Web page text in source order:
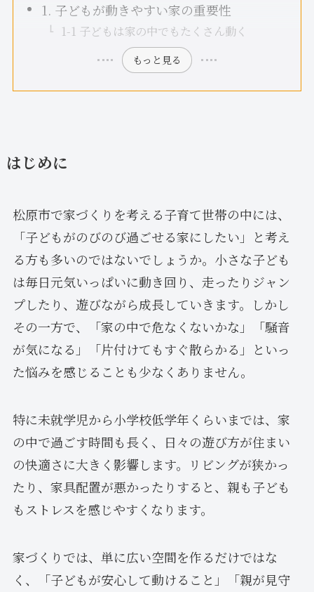
1. 子どもが動きやすい家の重要性
1-1 子どもは家の中でもたくさん動く
もっと見る
はじめに
松原市で家づくりを考える子育て世帯の中には、
「子どもがのびのび過ごせる家にしたい」と考え
る方も多いのではないでしょうか。小さな子ども
は毎日元気いっぱいに動き回り、走ったりジャン
プしたり、遊びながら成長していきます。しかし
その一方で、「家の中で危なくないかな」「騒音
が気になる」「片付けてもすぐ散らかる」といっ
た悩みを感じることも少なくありません。
特に未就学児から小学校低学年くらいまでは、家
の中で過ごす時間も長く、日々の遊び方が住まい
の快適さに大きく影響します。リビングが狭かっ
たり、家具配置が悪かったりすると、親も子ども
もストレスを感じやすくなります。
家づくりでは、単に広い空間を作るだけではな
く、「子どもが安心して動けること」「親が見守